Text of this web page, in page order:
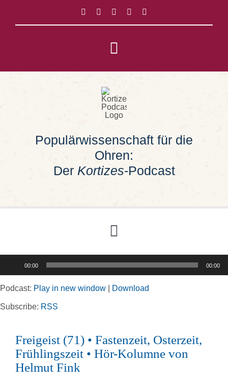
springen
Toggle
Navigation
Impressum
Datenschutz
Populärwissenschaft für die
Ohren:
Der Kortizes-Podcast
Toggle
Navigation
Rubriken
Kortizes Website
00:00 00:00
Podcast: Play in new window Download
Subscribe: RSS
Freigeist (71) • Fastenzeit, Osterzeit,
Frühlingszeit • Hör-Kolumne von
Helmut Fink